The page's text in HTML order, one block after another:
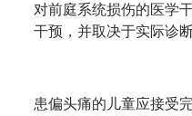
对前庭系统损伤的医学
干预，并取决于实际诊
患偏头痛的儿童应接受